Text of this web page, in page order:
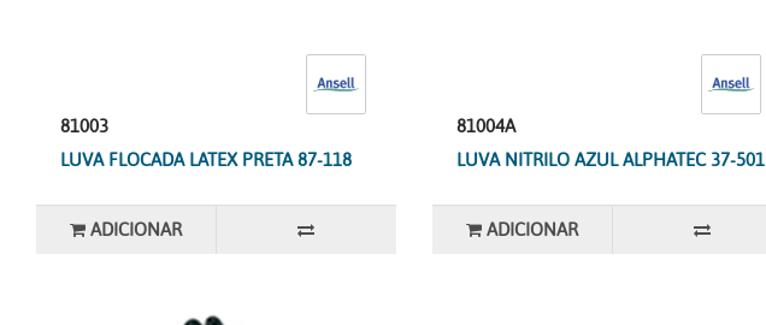
81003
LUVA FLOCADA LATEX PRETA 87-118
ADICIONAR
81004A
LUVA NITRILO AZUL ALPHATEC 37-501
ADICIONAR